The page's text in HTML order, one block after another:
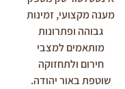
מענה מקצועי, זמינות
גבוהה ופתרונות
מותאמים למצבי
חירום ולתחזוקה
שוטפת באור יהודה.